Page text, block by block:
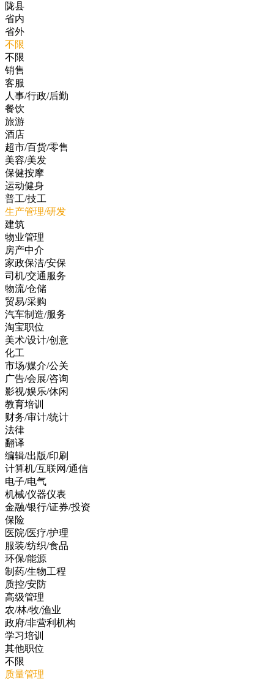
陇县
省内
省外
不限
不限
销售
客服
人事/行政/后勤
餐饮
旅游
酒店
超市/百货/零售
美容/美发
保健按摩
运动健身
普工/技工
生产管理/研发
建筑
物业管理
房产中介
家政保洁/安保
司机/交通服务
物流/仓储
贸易/采购
汽车制造/服务
淘宝职位
美术/设计/创意
化工
市场/媒介/公关
广告/会展/咨询
影视/娱乐/休闲
教育培训
财务/审计/统计
法律
翻译
编辑/出版/印刷
计算机/互联网/通信
电子/电气
机械/仪器仪表
金融/银行/证券/投资
保险
医院/医疗/护理
服装/纺织/食品
环保/能源
制药/生物工程
质控/安防
高级管理
农/林/牧/渔业
政府/非营利机构
学习培训
其他职位
不限
质量管理